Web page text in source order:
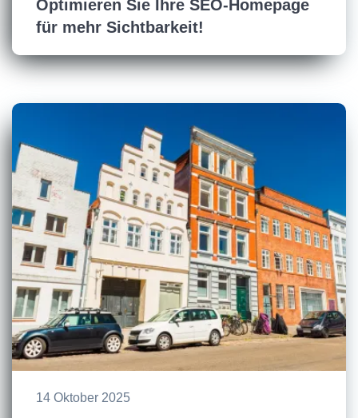
Optimieren Sie Ihre SEO-Homepage
für mehr Sichtbarkeit!
14 Oktober 2025